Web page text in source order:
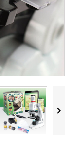
